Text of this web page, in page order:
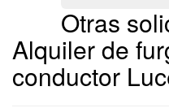
Otras
Alquiler de
conductor